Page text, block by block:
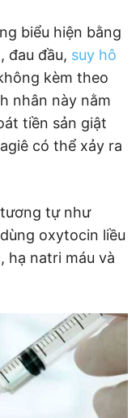
biểu hiện bằng
đau đầu, suy hô
kèm theo
nhân này nằm
tiền sản giật
có thể xảy ra
tự như
oxytocin liều
hạ natri máu và